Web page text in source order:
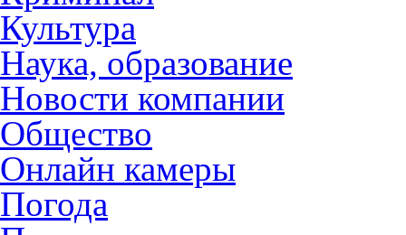
Культура
Наука, образование
Новости компании
Общество
Онлайн камеры
Погода